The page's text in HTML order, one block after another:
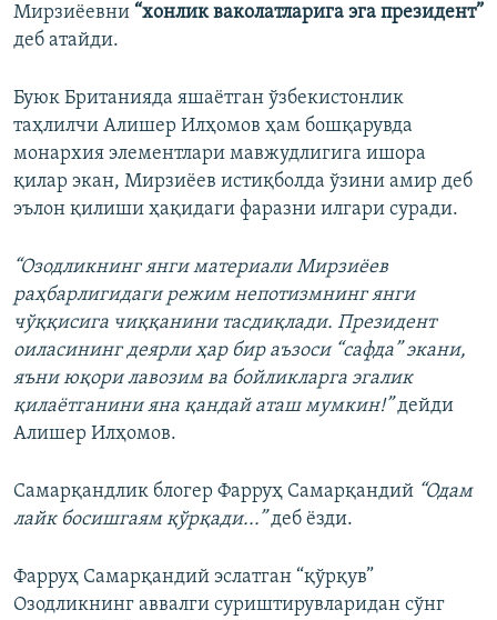
Мирзиёевни “хонлик ваколатларига эга президент”
деб атайди.
Буюк Британияда яшаётган ўзбекистонлик
таҳлилчи Алишер Илҳомов ҳам бошқарувда
монархия элементлари мавжудлигига ишора
қилар экан, Мирзиёев истиқболда ўзини амир деб
эълон қилиши ҳақидаги фаразни илгари суради.
“Озодликнинг янги материали Мирзиёев
раҳбарлигидаги режим непотизмнинг янги
чўққисига чиққанини тасдиқлади. Президент
оиласининг деярли ҳар бир аъзоси “cафда” экани,
яъни юқори лавозим ва бойликларга эгалик
қилаётганини яна қандай аташ мумкин!”дейди
Алишер Илҳомов.
Самарқандлик блогер Фарруҳ Самарқандий “Одам
лайк босишгаям қўрқади...”деб ёзди.
Фарруҳ Самарқандий эслатган “қўрқув”
Озодликнинг аввалги суриштирувларидан сўнг